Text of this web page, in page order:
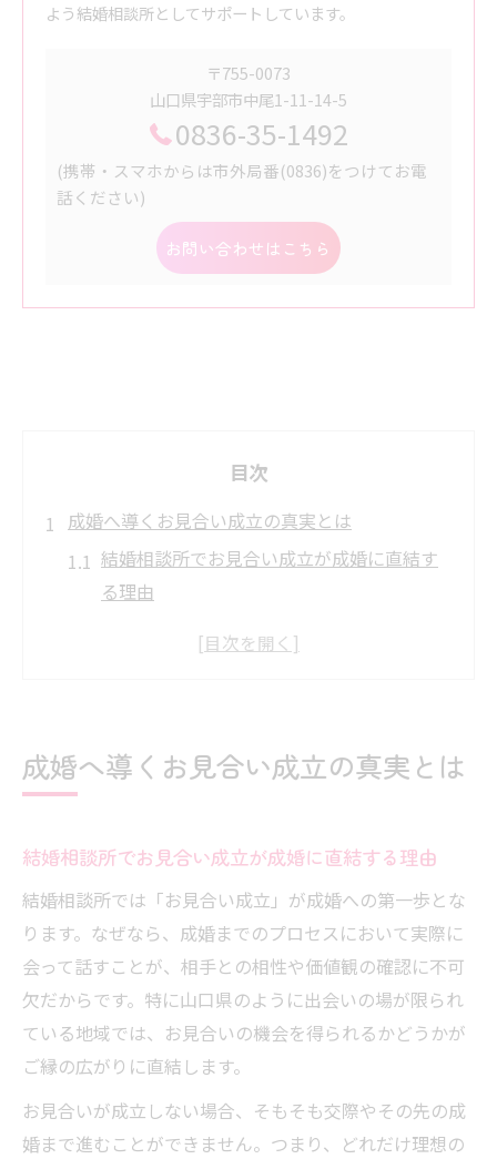
よう結婚相談所としてサポートしています。
〒755-0073
山口県宇部市中尾1-11-14-5
0836-35-1492
(携帯・スマホからは市外局番(0836)をつけてお電
話ください)
お問い合わせはこちら
目次
成婚へ導くお見合い成立の真実とは
結婚相談所でお見合い成立が成婚に直結す
る理由
山口県の結婚相談所で出会いを増やす秘訣
結婚相談所利用者が知るべき成婚までの流
データで読む結婚相談所の現状分析
態
山口県の結婚相談所ランキングと現状比較
IBJで分かる男性お見合い成立率のデータ分
析
山口県の婚活年代別成婚傾向と成功の鍵
お見合いが成立しない理由を検証する
結婚相談所で断られる理由ランキングとは
成婚へ導くお見合い成立の真実とは
結婚相談所でお見合い成立が成婚に直結する理由
結婚相談所では「お見合い成立」が成婚への第一歩とな
ります。なぜなら、成婚までのプロセスにおいて実際に
会って話すことが、相手との相性や価値観の確認に不可
欠だからです。特に山口県のように出会いの場が限られ
ている地域では、お見合いの機会を得られるかどうかが
ご縁の広がりに直結します。
お見合いが成立しない場合、そもそも交際やその先の成
婚まで進むことができません。つまり、どれだけ理想の